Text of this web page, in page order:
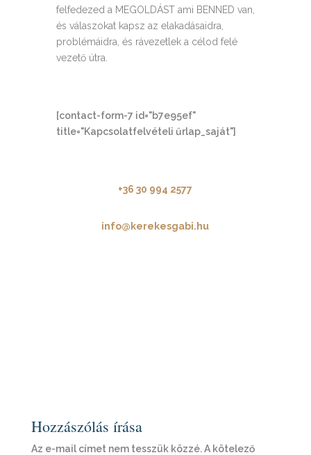
felfedezed a MEGOLDÁST ami BENNED van,
és válaszokat kapsz az elakadásaidra,
problémáidra, és rávezetlek a célod felé
vezető útra.
[contact-form-7 id="b7e95ef"
title="Kapcsolatfelvételi űrlap_saját"]
+36 30 994 2577
info@kerekesgabi.hu
Hozzászólás írása
Az e-mail címet nem tesszük közzé. A kötelező